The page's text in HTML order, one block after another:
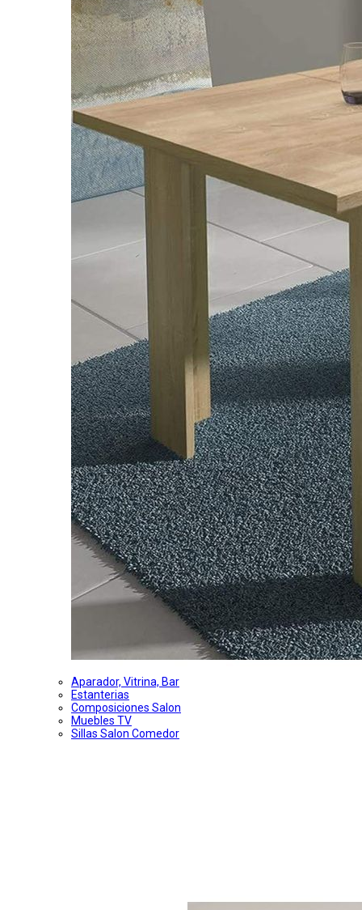
Aparador, Vitrina, Bar
Estanterias
Composiciones Salon
Muebles TV
Sillas Salon Comedor